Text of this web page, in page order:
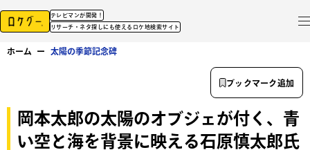
テレビマンが開発！
リサーチ・ネタ探しにも使えるロケ地検索サイト
ホーム ー 太陽の季節記念碑
岡本太郎の太陽のオブジェが付く、青
い空と海を背景に映える石原慎太郎氏
ブックマーク追加